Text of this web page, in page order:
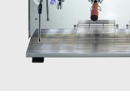
Previous